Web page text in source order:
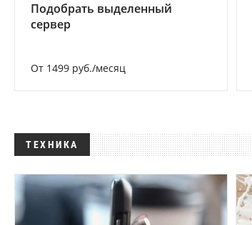
Подобрать выделенный
сервер
От 1499 руб./месяц
ТЕХНИКА